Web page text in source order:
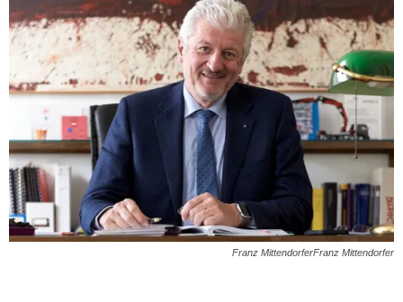
Franz MittendorferFranz Mittendorfer